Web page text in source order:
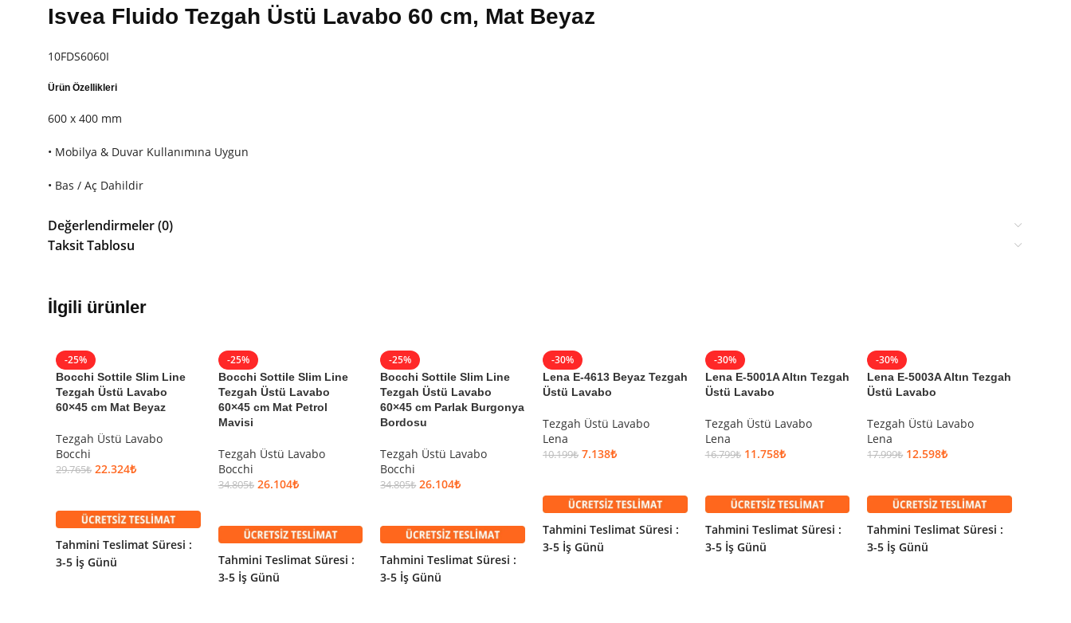
Isvea Fluido Tezgah Üstü Lavabo 60 cm, Mat Beyaz
10FDS6060I
Ürün Özellikleri
600 x 400 mm
• Mobilya & Duvar Kullanımına Uygun
• Bas / Aç Dahildir
• Batarya Delikli
IsveaGarantili
Ürün Kodu:10FDS6060I
Kategori: Çanak Lavabo ,Tezgah Üstü Lavabo
Isvea
Fluido
Beyaz
60 cm
Değerlendirmeler (0)
Taksit Tablosu
İlgili ürünler
-25%
Bocchi Sottile Slim Line
Tezgah Üstü Lavabo
60×45 cm Mat Beyaz
Tezgah Üstü Lavabo
Bocchi
29.765₺ 22.324₺
Tahmini Teslimat Süresi :
3-5 İş Günü
-25%
Bocchi Sottile Slim Line
Tezgah Üstü Lavabo
60×45 cm Mat Petrol
Mavisi
Tezgah Üstü Lavabo
Bocchi
34.805₺ 26.104₺
Tahmini Teslimat Süresi :
3-5 İş Günü
-25%
Bocchi Sottile Slim Line
Tezgah Üstü Lavabo
60×45 cm Parlak Burgonya
Bordosu
Tezgah Üstü Lavabo
Bocchi
34.805₺ 26.104₺
Tahmini Teslimat Süresi :
3-5 İş Günü
-30%
Lena E-4613 Beyaz Tezgah
Üstü Lavabo
Tezgah Üstü Lavabo
Lena
10.199₺ 7.138₺
Tahmini Teslimat Süresi :
3-5 İş Günü
-30%
Lena E-5001A Altın Tezgah
Üstü Lavabo
Tezgah Üstü Lavabo
Lena
16.799₺ 11.758₺
Tahmini Teslimat Süresi :
3-5 İş Günü
-30%
Lena E-5003A Altın Tezgah
Üstü Lavabo
Tezgah Üstü Lavabo
Lena
17.999₺ 12.598₺
Tahmini Teslimat Süresi :
3-5 İş Günü